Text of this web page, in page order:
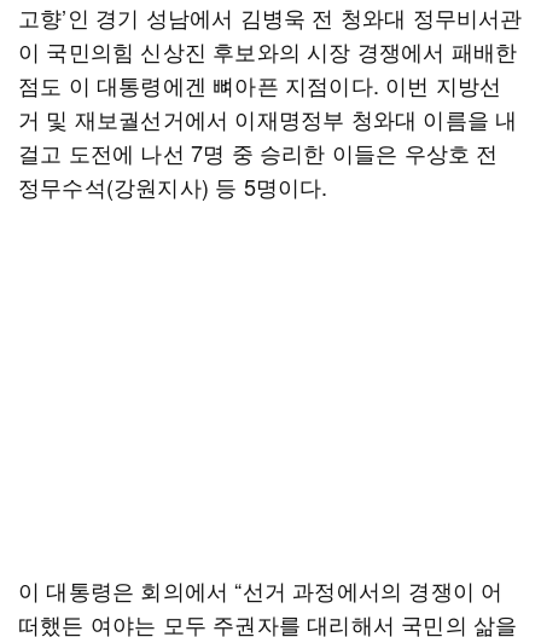
고향’인 경기 성남에서 김병욱 전 청와대 정무비서관
이 국민의힘 신상진 후보와의 시장 경쟁에서 패배한
점도 이 대통령에겐 뼈아픈 지점이다. 이번 지방선
거 및 재보궐선거에서 이재명정부 청와대 이름을 내
걸고 도전에 나선 7명 중 승리한 이들은 우상호 전
정무수석(강원지사) 등 5명이다.
이 대통령은 회의에서 “선거 과정에서의 경쟁이 어
떠했든 여야는 모두 주권자를 대리해서 국민의 삶을